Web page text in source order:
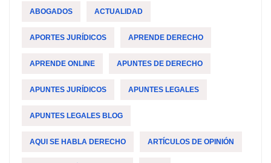
ABOGADOS ACTUALIDAD
APORTES JURÍDICOS APRENDE DERECHO
APRENDE ONLINE APUNTES DE DERECHO
APUNTES JURÍDICOS APUNTES LEGALES
APUNTES LEGALES BLOG
AQUI SE HABLA DERECHO ARTÍCULOS DE OPINIÓN